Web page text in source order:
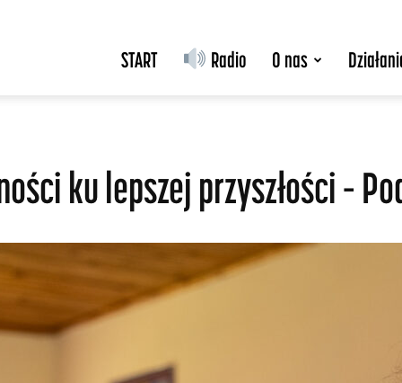
START Radio O nas
ku lepszej przyszłości –